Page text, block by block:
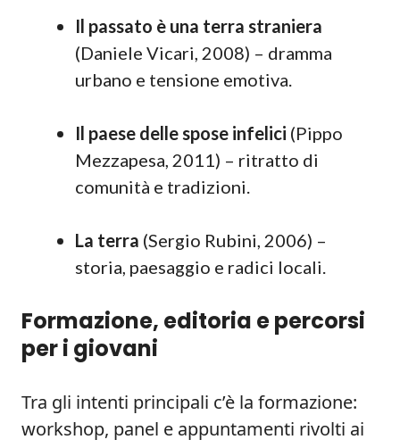
Il passato è una terra straniera
(Daniele Vicari, 2008) – dramma
urbano e tensione emotiva.
Il paese delle spose infelici (Pippo
Mezzapesa, 2011) – ritratto di
comunità e tradizioni.
La terra (Sergio Rubini, 2006) –
storia, paesaggio e radici locali.
Formazione, editoria e percorsi
per i giovani
Tra gli intenti principali c’è la formazione:
workshop, panel e appuntamenti rivolti ai